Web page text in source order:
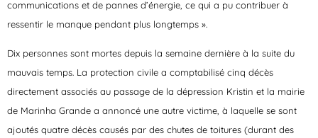
communications et de pannes d’énergie, ce qui a pu contribuer à
ressentir le manque pendant plus longtemps ».
Dix personnes sont mortes depuis la semaine dernière à la suite du
mauvais temps. La protection civile a comptabilisé cinq décès
directement associés au passage de la dépression Kristin et la mairie
de Marinha Grande a annoncé une autre victime, à laquelle se sont
ajoutés quatre décès causés par des chutes de toitures (durant des